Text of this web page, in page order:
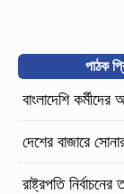
পাঠক
বাংলাদেশি
দেশের বাজারে
রাষ্ট্রপতি